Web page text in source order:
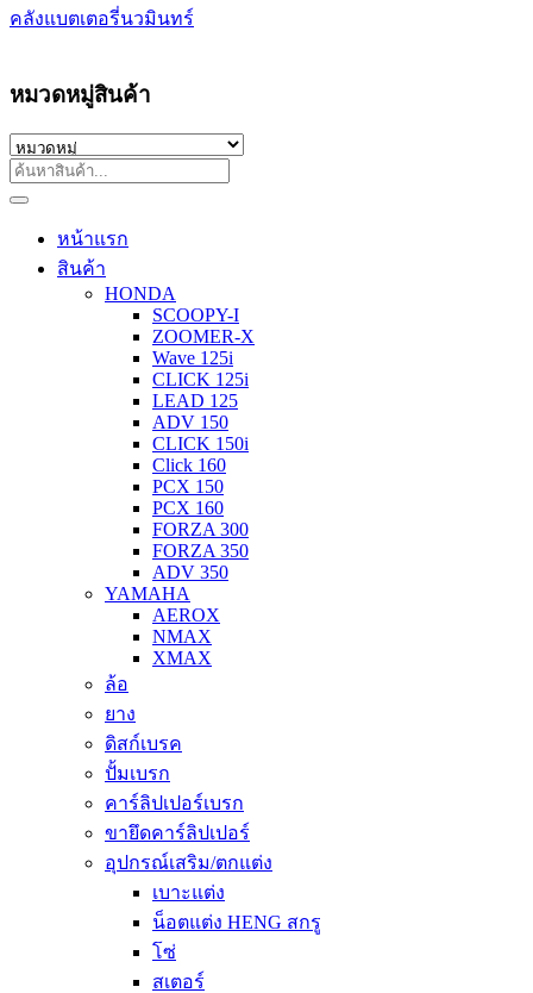
คลังแบตเตอรี่นวมินทร์
หมวดหมู่สินค้า
หน้าแรก
สินค้า
HONDA
SCOOPY-I
ZOOMER-X
Wave 125i
CLICK 125i
LEAD 125
ADV 150
CLICK 150i
Click 160
PCX 150
PCX 160
FORZA 300
FORZA 350
ADV 350
YAMAHA
AEROX
NMAX
XMAX
ล้อ
ยาง
ดิสก์เบรค
ปั้มเบรก
คาร์ลิปเปอร์เบรก
ขายึดคาร์ลิปเปอร์
อุปกรณ์เสริม/ตกแต่ง
เบาะแต่ง
น็อตแต่ง HENG สกรู
โซ่
สเตอร์